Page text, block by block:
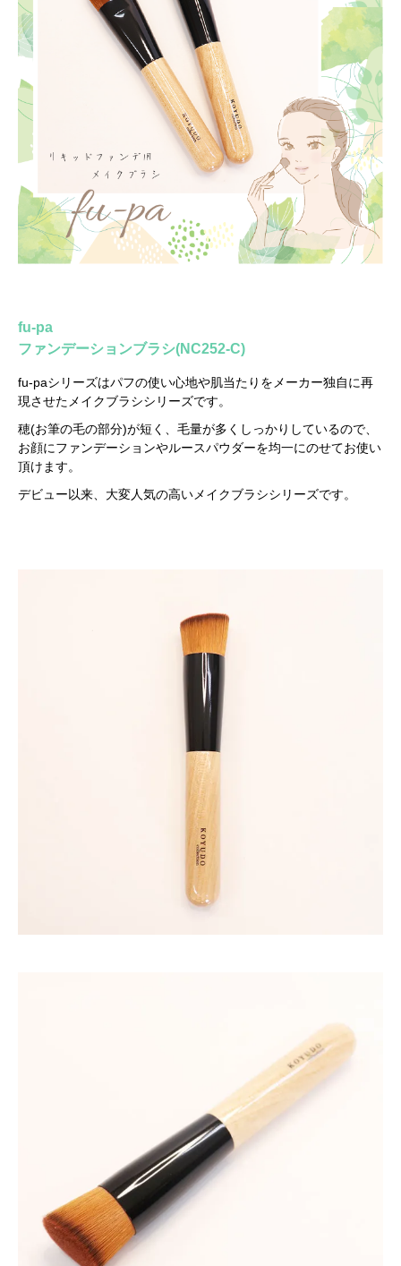
fu-pa
ファンデーションブラシ(NC252-C)
fu-paシリーズはパフの使い心地や肌当たりをメーカー独自に再
現させたメイクブラシシリーズです。
穂(お筆の毛の部分)が短く、毛量が多くしっかりしているので、
お顔にファンデーションやルースパウダーを均一にのせてお使い
頂けます。
デビュー以来、大変人気の高いメイクブラシシリーズです。